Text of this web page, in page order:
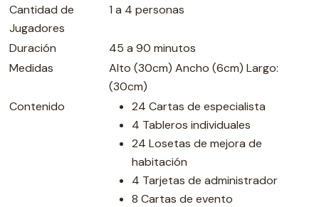
Cantidad de
Jugadores
1 a 4 personas
Duración
45 a 90 minutos
Medidas
Alto (30cm) Ancho (6cm) Largo:
(30cm)
Contenido
24 Cartas de especialista
4 Tableros individuales
24 Losetas de mejora de
habitación
4 Tarjetas de administrador
8 Cartas de evento